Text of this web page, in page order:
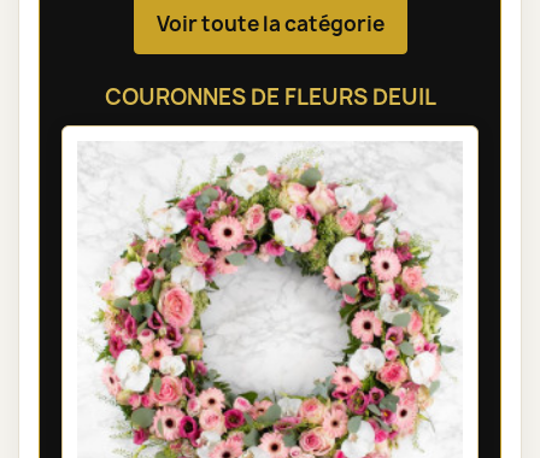
Voir toute la catégorie
COURONNES DE FLEURS DEUIL